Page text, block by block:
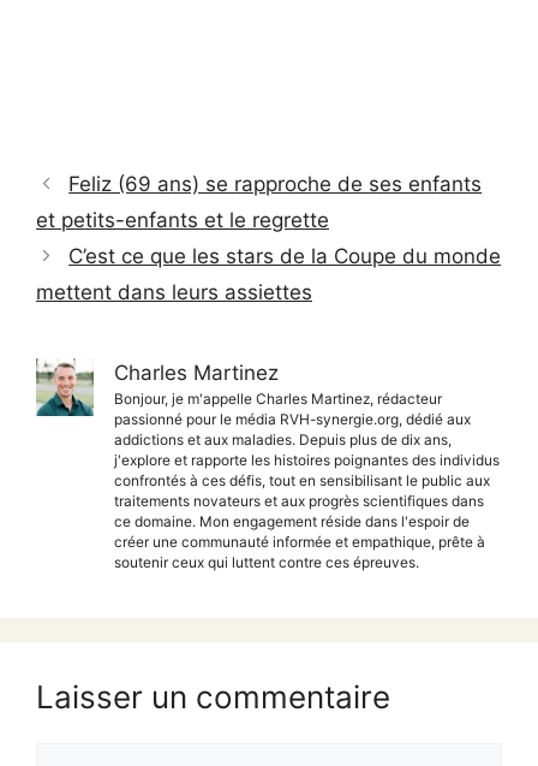
Feliz (69 ans) se rapproche de ses enfants
et petits-enfants et le regrette
C’est ce que les stars de la Coupe du monde
mettent dans leurs assiettes
Charles Martinez
Bonjour, je m'appelle Charles Martinez, rédacteur
passionné pour le média RVH-synergie.org, dédié aux
addictions et aux maladies. Depuis plus de dix ans,
j'explore et rapporte les histoires poignantes des individus
confrontés à ces défis, tout en sensibilisant le public aux
traitements novateurs et aux progrès scientifiques dans
ce domaine. Mon engagement réside dans l'espoir de
créer une communauté informée et empathique, prête à
soutenir ceux qui luttent contre ces épreuves.
Laisser un commentaire